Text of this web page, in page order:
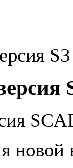
S3
новой